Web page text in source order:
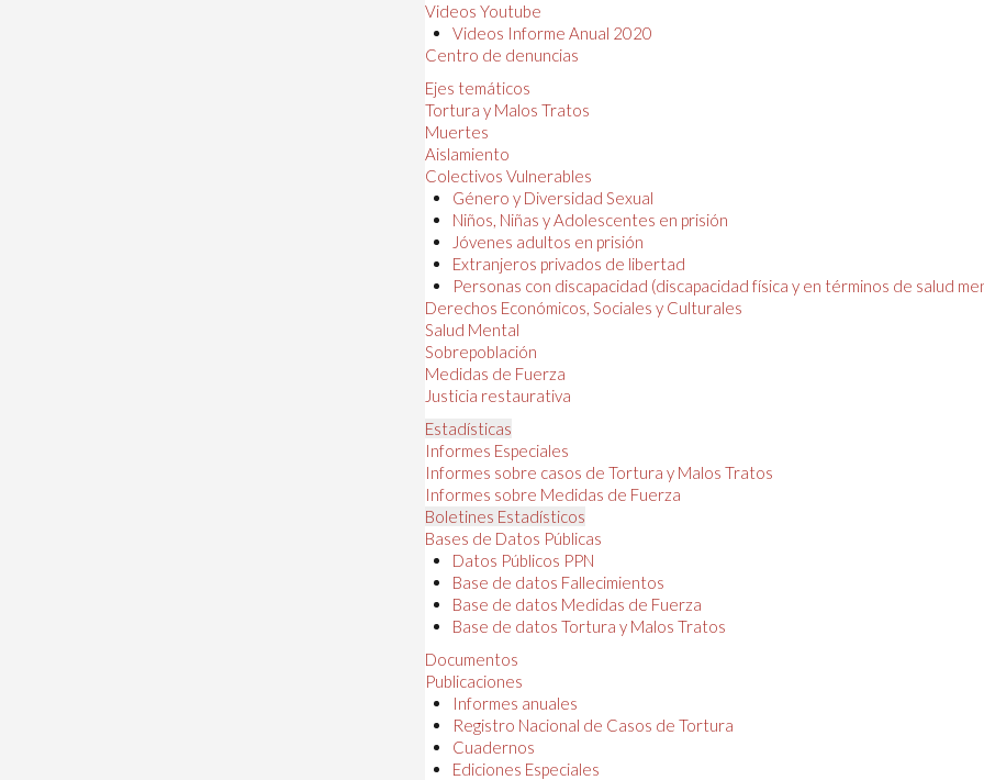
Videos Youtube
Videos Informe Anual 2020
Centro de denuncias
Ejes temáticos
Tortura y Malos Tratos
Muertes
Aislamiento
Colectivos Vulnerables
Género y Diversidad Sexual
Niños, Niñas y Adolescentes en prisión
Jóvenes adultos en prisión
Extranjeros privados de libertad
Personas con discapacidad (discapacidad física y en términos de salud
Derechos Económicos, Sociales y Culturales
Salud Mental
Sobrepoblación
Medidas de Fuerza
Justicia restaurativa
Estadísticas
Informes Especiales
Informes sobre casos de Tortura y Malos Tratos
Informes sobre Medidas de Fuerza
Boletines Estadísticos
Bases de Datos Públicas
Datos Públicos PPN
Base de datos Fallecimientos
Base de datos Medidas de Fuerza
Base de datos Tortura y Malos Tratos
Documentos
Publicaciones
Informes anuales
Registro Nacional de Casos de Tortura
Cuadernos
Ediciones Especiales